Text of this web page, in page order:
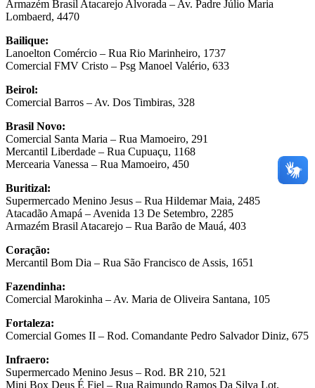
Armazém Brasil Atacarejo Alvorada – Av. Padre Júlio Maria
Lombaerd, 4470
Bailique:
Lanoelton Comércio – Rua Rio Marinheiro, 1737
Comercial FMV Cristo – Psg Manoel Valério, 633
Beirol:
Comercial Barros – Av. Dos Timbiras, 328
Brasil Novo:
Comercial Santa Maria – Rua Mamoeiro, 291
Mercantil Liberdade – Rua Cupuaçu, 1168
Mercearia Vanessa – Rua Mamoeiro, 450
Buritizal:
Supermercado Menino Jesus – Rua Hildemar Maia, 2485
Atacadão Amapá – Avenida 13 De Setembro, 2285
Armazém Brasil Atacarejo – Rua Barão de Mauá, 403
Coração:
Mercantil Bom Dia – Rua São Francisco de Assis, 1651
Fazendinha:
Comercial Marokinha – Av. Maria de Oliveira Santana, 105
Fortaleza:
Comercial Gomes II – Rod. Comandante Pedro Salvador Diniz, 675
Infraero:
Supermercado Menino Jesus – Rod. BR 210, 521
Mini Box Deus É Fiel – Rua Raimundo Ramos Da Silva Lot.